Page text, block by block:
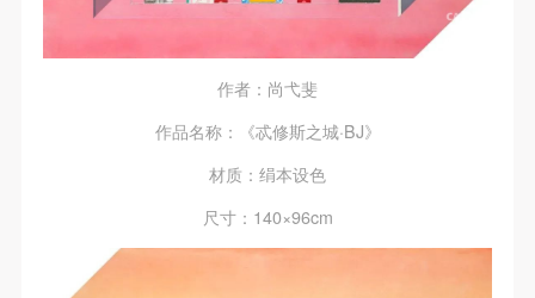
作者：尚弋斐
作品名称：《忒修斯之城·BJ》
材质：绢本设色
尺寸：140×96cm